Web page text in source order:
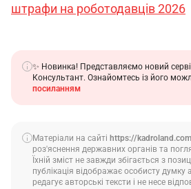
штрафи на роботодавців 2026
✨ Новинка! Представляємо новий
Консультант. Ознайомтесь із його
посиланням
Матеріали на сайті https://kadroland.com
роз'яснення державних органів та
Їхній зміст не завжди збігається з
публікація відображає особисту думку
редагує авторські тексти і не несе